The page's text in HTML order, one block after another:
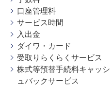
口座管理料
サービス時間
入出金
ダイワ・カード
受取りらくらくサービス
株式等預替手続料キャッシ
ュバックサービス